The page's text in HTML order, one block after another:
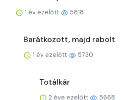
1 év ezelőtt 5818
Barátkozott, majd rabolt
1 év ezelőtt 5730
Totálkár
2 éve ezelőtt 5668